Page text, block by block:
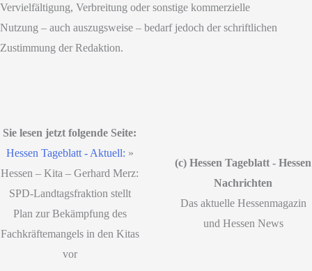
Vervielfältigung, Verbreitung oder sonstige kommerzielle
Nutzung – auch auszugsweise – bedarf jedoch der schriftlichen
Zustimmung der Redaktion.
Sie lesen jetzt folgende Seite:
Hessen Tageblatt - Aktuell: »
Hessen – Kita – Gerhard Merz:
SPD-Landtagsfraktion stellt
Plan zur Bekämpfung des
Fachkräftemangels in den Kitas
vor
(c) Hessen Tageblatt - Hessen
Nachrichten
Das aktuelle Hessenmagazin
und Hessen News